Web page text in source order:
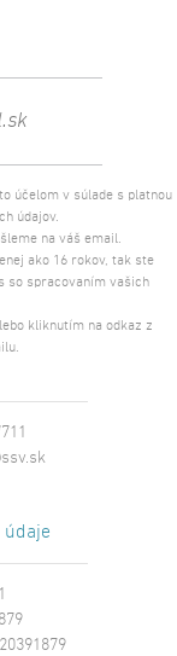
účelom v súlade s platnou
údajov.
na váš email.
ako 16 rokov, tak ste
so spracovaním vašich
kliknutím na odkaz z
údaje